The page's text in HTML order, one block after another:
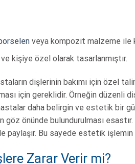
veya kompozit malzeme ile
kişiye özel olarak tasarlanmıştır.
dişlerinin bakımı için özel
için gereklidir. Örneğin düzenli
daha belirgin ve estetik bir
göz önünde bulundurulması
Bu sayede estetik işlemin
Zarar Verir mi?